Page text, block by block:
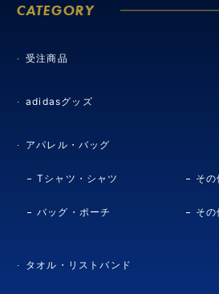
CATEGORY
受注商品
adidasグッズ
アパレル・バッグ
Tシャツ・シャツ そ
バッグ・ポーチ そ
タオル・リストバンド